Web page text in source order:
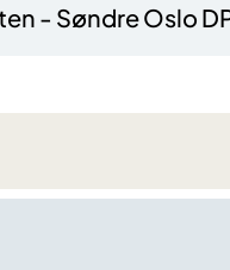
- Søndre Oslo